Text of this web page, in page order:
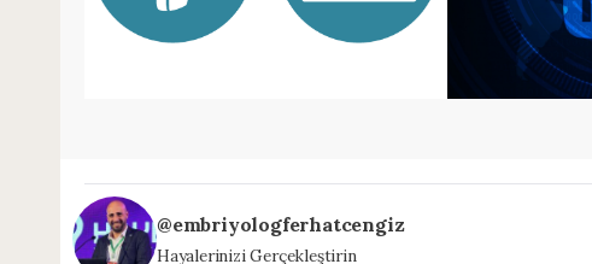
@embriyologferhatcengiz
Hayalerinizi Gerçekleştirin